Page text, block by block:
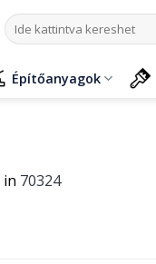
Keresés
a
Építőanyagok
in 70324